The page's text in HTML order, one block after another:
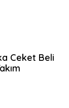
Ceket Beli